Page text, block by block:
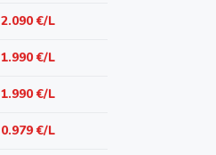
2.090 €/L
1.990 €/L
1.990 €/L
0.979 €/L